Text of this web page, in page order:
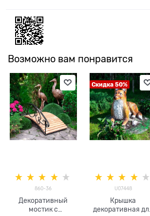
Возможно вам понравится
860-36
Декоративный
мостик с
Скидка 50%
U07448
Крышка
декоративная для